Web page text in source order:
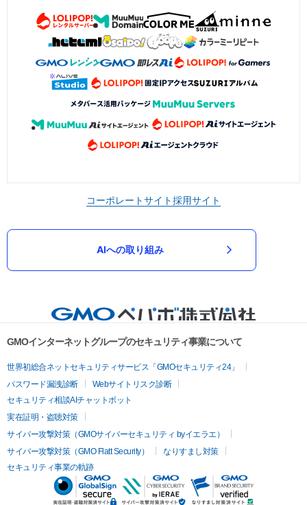
コーポレートサイト採用サイト
AIへの取り組み
GMOインターネットグループのセキュリティ事業について
世界初総合ネットセキュリティサービス「GMOセキュリティ24」
パスワード漏洩診断
Webサイトリスク診断
セキュリティ相談AIチャットボット
実在証明・盗聴対策
サイバー攻撃対策（GMOサイバーセキュリティ byイエラエ）
サイバー攻撃対策（GMO Flatt Security）
なりすまし対策
セキュリティ事業の軌跡